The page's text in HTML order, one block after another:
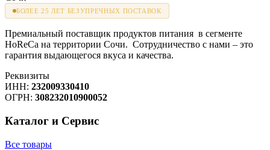
БОЛЕЕ 25 ЛЕТ БЕЗУПРЕЧНЫХ ПОСТАВОК
Премиальный поставщик продуктов питания в сегменте
HoReCa на территории Сочи. Сотрудничество с нами – это
гарантия выдающегося вкуса и качества.
Реквизиты
ИНН: 232009330410
ОГРН: 308232010900052
Каталог и Сервис
Все товары